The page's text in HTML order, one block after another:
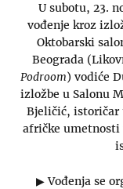
U subotu, 23.
vođenje kroz
Oktobarski
Beograda
Podroom) vodiće
izložbe u Salonu
Bjeličić, istoričar
afričke umetnosti
▶ Vođenja se